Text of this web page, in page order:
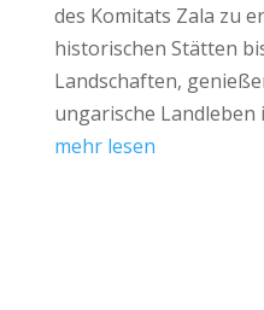
des Komitats Zala zu
historischen Stätten
Landschaften,
ungarische Landleben
mehr lesen